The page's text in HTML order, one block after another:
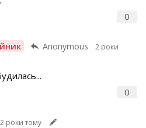
0
Anonymous
2 роки
0
2 роки тому